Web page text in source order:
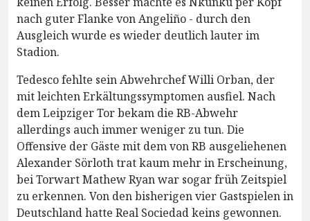
nach guter Flanke von Angeliño - durch den
Ausgleich wurde es wieder deutlich lauter im
Stadion.
Tedesco fehlte sein Abwehrchef Willi Orban, der
mit leichten Erkältungssymptomen ausfiel. Nach
dem Leipziger Tor bekam die RB-Abwehr
allerdings auch immer weniger zu tun. Die
Offensive der Gäste mit dem von RB ausgeliehenen
Alexander Sörloth trat kaum mehr in Erscheinung,
bei Torwart Mathew Ryan war sogar früh Zeitspiel
zu erkennen. Von den bisherigen vier Gastspielen in
Deutschland hatte Real Sociedad keins gewonnen.